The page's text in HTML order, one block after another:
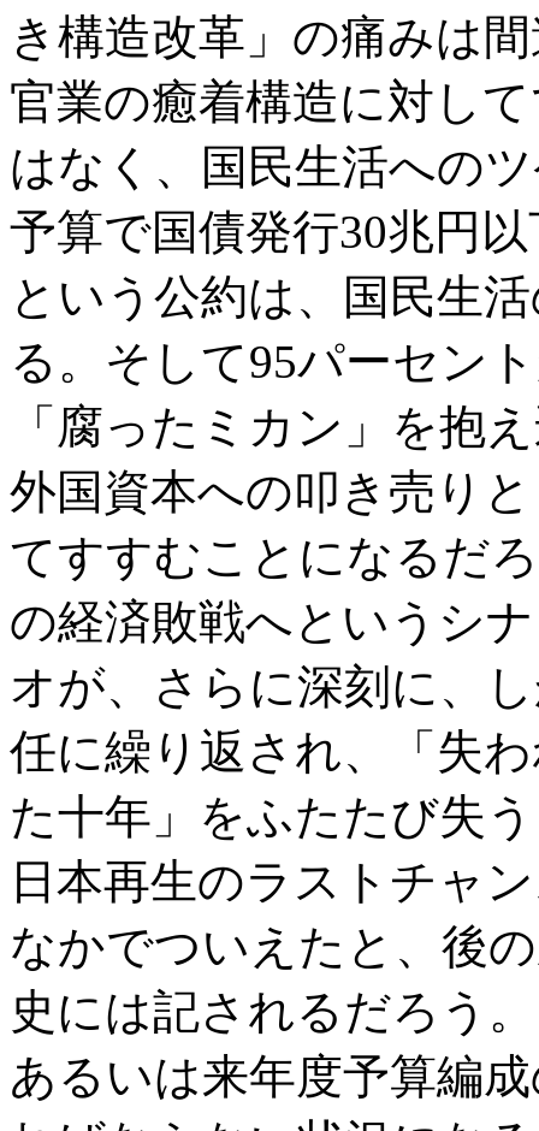
き構造改革」の痛みは
官業の癒着構造に対し
はなく、国民生活への
予算で国債発行30兆円以
という公約は、国民生
る。そして95パーセン
「腐ったミカン」を抱
外国資本への叩き売り
てすすむことになるだ
の経済敗戦へというシ
オが、さらに深刻に、
任に繰り返され、「失
た十年」をふたたび失
日本再生のラストチャ
なかでついえたと、後
史には記されるだろう。
あるいは来年度予算編